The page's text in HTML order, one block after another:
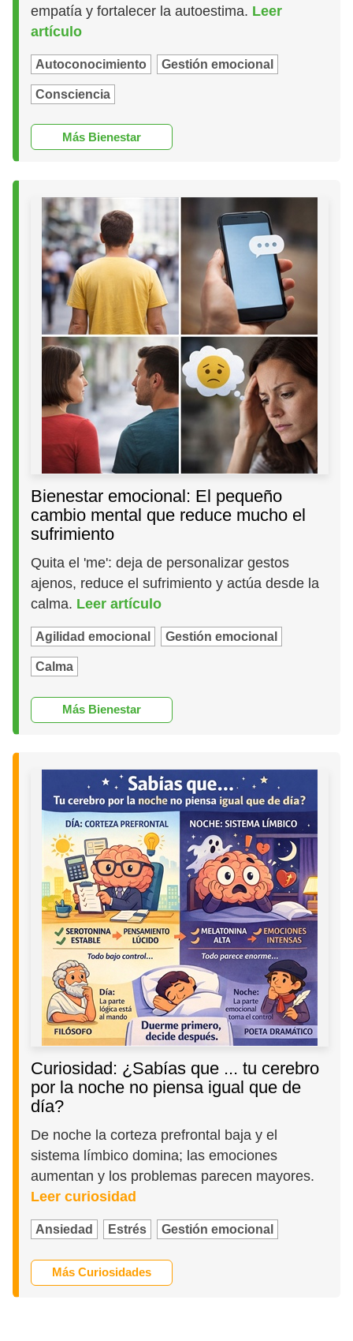
empatía y fortalecer la autoestima. Leer
artículo
Autoconocimiento Gestión emocional
Consciencia
Más Bienestar
Bienestar emocional: El pequeño
cambio mental que reduce mucho el
sufrimiento
Quita el 'me': deja de personalizar gestos
ajenos, reduce el sufrimiento y actúa desde la
calma. Leer artículo
Agilidad emocional Gestión emocional
Calma
Más Bienestar
Curiosidad: ¿Sabías que ... tu cerebro
por la noche no piensa igual que de
día?
De noche la corteza prefrontal baja y el
sistema límbico domina; las emociones
aumentan y los problemas parecen mayores.
Leer curiosidad
Ansiedad Estrés Gestión emocional
Más Curiosidades